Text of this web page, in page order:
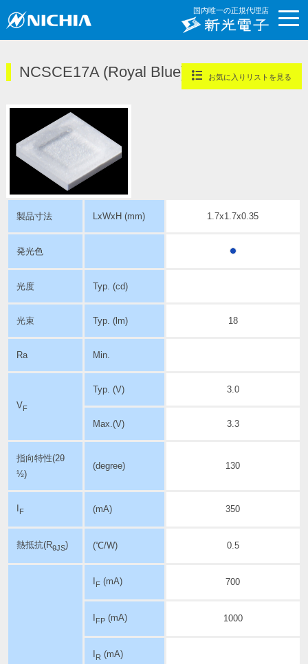
国内唯一の正規代理店
NCSCE17A (Royal Blue) お気に入りリストを見る
製品寸法 LxWxH (mm) 1.7x1.7x0.35
発光色
光度 Typ. (cd)
光束 Typ. (lm) 18
Ra Min.
VF
Typ. (V) 3.0
Max.(V) 3.3
指向特性(2θ
½)
(degree) 130
F (mA) 350
熱抵抗(RθJS) (℃/W) 0.5
F(mA) 700
FP(mA) 1000
R (mA)